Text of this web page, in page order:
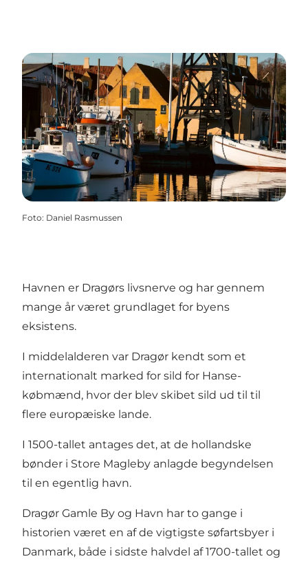
Foto: Daniel Rasmussen
Havnen er Dragørs livsnerve og har gennem
mange år været grundlaget for byens
eksistens.
I middelalderen var Dragør kendt som et
internationalt marked for sild for Hanse-
købmænd, hvor der blev skibet sild ud til til
flere europæiske lande.
I 1500-tallet antages det, at de hollandske
bønder i Store Magleby anlagde begyndelsen
til en egentlig havn.
Dragør Gamle By og Havn har to gange i
historien været en af de vigtigste søfartsbyer i
Danmark, både i sidste halvdel af 1700-tallet og